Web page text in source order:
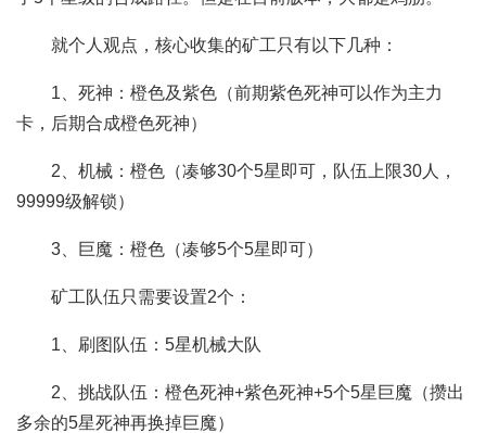
就个人观点，核心收集的矿工只有以下几种：
1、死神：橙色及紫色（前期紫色死神可以作为主力
卡，后期合成橙色死神）
2、机械：橙色（凑够30个5星即可，队伍上限30人，
99999级解锁）
3、巨魔：橙色（凑够5个5星即可）
矿工队伍只需要设置2个：
1、刷图队伍：5星机械大队
2、挑战队伍：橙色死神+紫色死神+5个5星巨魔（攒出
多余的5星死神再换掉巨魔）